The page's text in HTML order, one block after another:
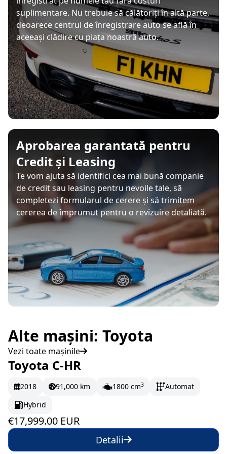
suplimentare. Nu trebuie să călătoriți în altă parte,
deoarece centrul de înregistrare auto se află în
aceeași clădire cu piața noastră auto.
Aprobarea garantată pentru
Credit și Leasing
Te vom ajuta să identifici cea mai bună companie
de credit sau leasing pentru nevoile tale, să
completezi formularul de cerere și să trimitem
cererea de împrumut pentru o revizuire detaliată.
Alte mașini: Toyota
Vezi toate mașinile
În stoc
299.98 EUR/lună
Toyota C-HR
2018 91,000 km 1800 cm3
Automat
Hybrid
€17,999.00 EUR
Detalii